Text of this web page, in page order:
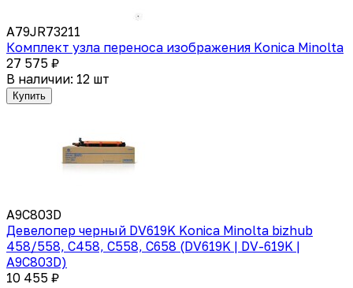
A79JR73211
Комплект узла переноса изображения Konica Minolta
27 575 ₽
В наличии: 12 шт
Купить
A9C803D
Девелопер черный DV619K Konica Minolta bizhub
458/558, C458, С558, С658 (DV619K | DV-619K |
A9C803D)
10 455 ₽